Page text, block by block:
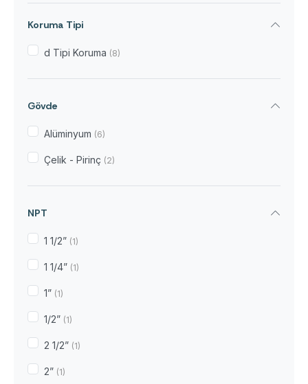
Koruma Tipi
d Tipi Koruma (8)
Gövde
Alüminyum (6)
Çelik - Pirinç (2)
NPT
1 1/2” (1)
1 1/4” (1)
1” (1)
1/2” (1)
2 1/2” (1)
2” (1)